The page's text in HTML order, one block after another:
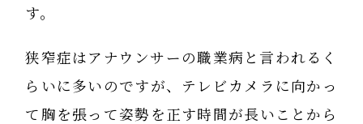
す。
狭窄症はアナウンサーの職業病と言われるく
らいに多いのですが、テレビカメラに向かっ
て胸を張って姿勢を正す時間が長いことから